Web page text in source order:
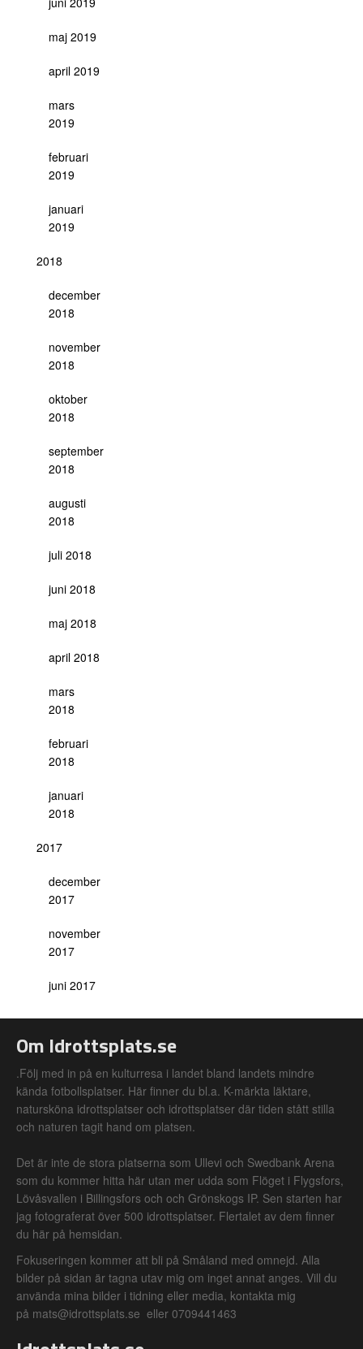
maj 2019
april 2019
mars
2019
februari
2019
januari
2019
2018
december
2018
november
2018
oktober
2018
september
2018
augusti
2018
juli 2018
juni 2018
maj 2018
april 2018
mars
2018
februari
2018
januari
2018
2017
december
2017
november
2017
juni 2017
Om Idrottsplats.se
.Följ med in på en kulturresa i landet bland landets mindre
kända fotbollsplatser. Här finner du bl.a. K-märkta läktare,
natursköna idrottsplatser och idrottsplatser där tiden stått stilla
och naturen tagit hand om platsen.
Det är inte de stora platserna som Ullevi och Swedbank Arena
som du kommer hitta här utan mer udda som Flöget i Flygsfors,
Lövåsvallen i Billingsfors och och Grönskogs IP. Sen starten har
jag fotograferat över 500 idrottsplatser. Flertalet av dem finner
du här på hemsidan.
Fokuseringen kommer att bli på Småland med omnejd. Alla
bilder på sidan är tagna utav mig om inget annat anges. Vill du
använda mina bilder i tidning eller media, kontakta mig
på mats@idrottsplats.se eller 0709441463